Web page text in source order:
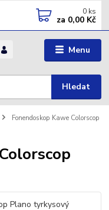
Menu
Hledat
0 ks
za 0,00 Kč
Fonendoskop Kawe Colorscop